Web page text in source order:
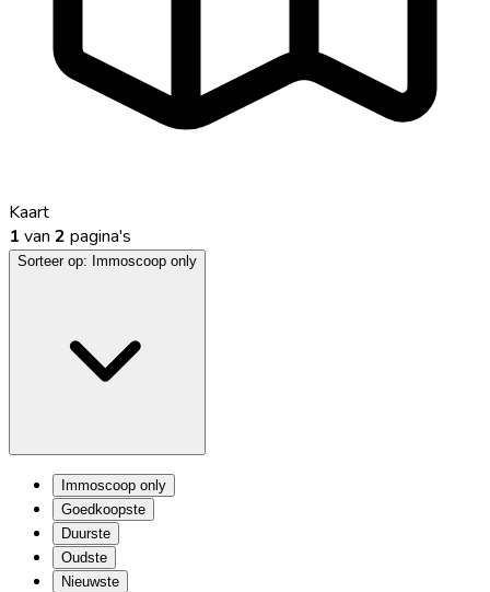
Kaart
1 van 2 pagina's
Sorteer op: Immoscoop only
Immoscoop only
Goedkoopste
Duurste
Oudste
Nieuwste